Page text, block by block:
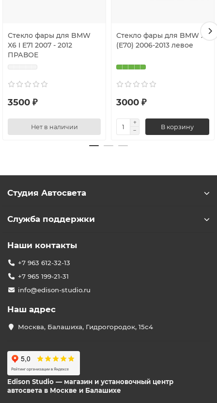
Стекло фары для BMW
X6 I E71 2007 - 2012
ПРАВОЕ
3500 ₽
Нет в наличии
Стекло фары для BMW X5
(E70) 2006-2013 левое
3000 ₽
В корзину
Студия Автосвета
Служба поддержки
Наши контакты
+7 963 612-32-13
+7 965 199-21-31
info@edison-studio.ru
Наш адрес
Москва, Балашиха, Гидрогородок, 15с4
Edison Studio — магазин и установочный центр
автосвета в Москве и Балашихе